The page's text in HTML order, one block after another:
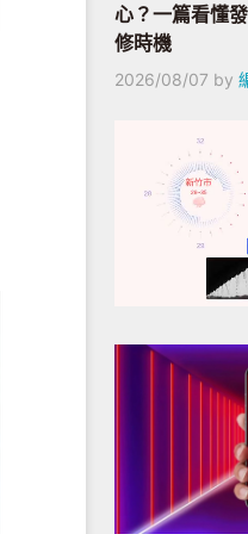
心？一篇看懂
修時機
2026/08/07 by